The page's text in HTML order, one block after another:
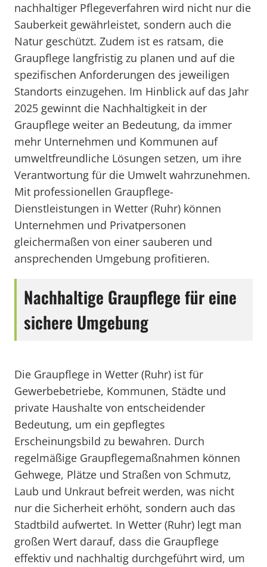
nachhaltiger Pflegeverfahren wird nicht nur die
Sauberkeit gewährleistet, sondern auch die
Natur geschützt. Zudem ist es ratsam, die
Graupflege langfristig zu planen und auf die
spezifischen Anforderungen des jeweiligen
Standorts einzugehen. Im Hinblick auf das Jahr
2025 gewinnt die Nachhaltigkeit in der
Graupflege weiter an Bedeutung, da immer
mehr Unternehmen und Kommunen auf
umweltfreundliche Lösungen setzen, um ihre
Verantwortung für die Umwelt wahrzunehmen.
Mit professionellen Graupflege-
Dienstleistungen in Wetter (Ruhr) können
Unternehmen und Privatpersonen
gleichermaßen von einer sauberen und
ansprechenden Umgebung profitieren.
Nachhaltige Graupflege für eine
sichere Umgebung
Die Graupflege in Wetter (Ruhr) ist für
Gewerbebetriebe, Kommunen, Städte und
private Haushalte von entscheidender
Bedeutung, um ein gepflegtes
Erscheinungsbild zu bewahren. Durch
regelmäßige Graupflegemaßnahmen können
Gehwege, Plätze und Straßen von Schmutz,
Laub und Unkraut befreit werden, was nicht
nur die Sicherheit erhöht, sondern auch das
Stadtbild aufwertet. In Wetter (Ruhr) legt man
großen Wert darauf, dass die Graupflege
effektiv und nachhaltig durchgeführt wird, um